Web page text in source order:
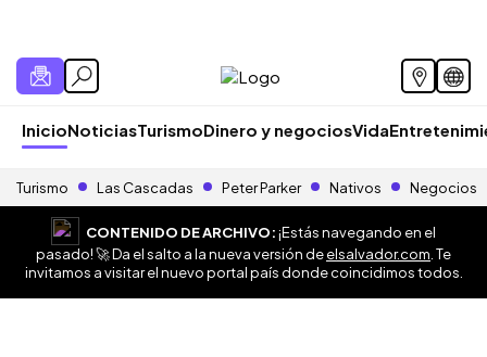
InicioNoticiasTurismoDinero y negociosVida
Turismo Las Cascadas Peter Parker Nativos Negocios
CONTENIDO DE ARCHIVO:¡Estás navegando en el
pasado! 🚀 Da el salto a la nueva versión deelsalvador.com . Te
invitamos a visitar el nuevo portal país donde coincidimos todos.